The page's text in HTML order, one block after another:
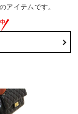
アイテムです。